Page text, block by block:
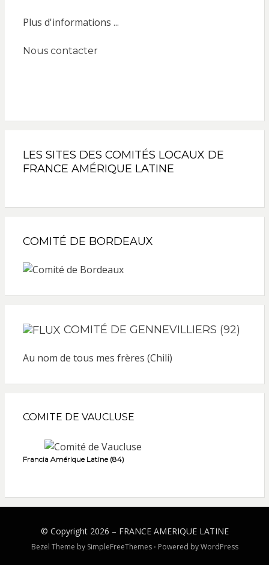
Plus d'informations ...
Nous contacter
LES SITES DES COMITÉS LOCAUX DE
FRANCE AMÉRIQUE LATINE
COMITÉ DE BORDEAUX
COMITÉ DE GENNEVILLIERS (92)
Au nom de tous mes frères (Chili)
COMITE DE VAUCLUSE
Francia Amérique Latine (84)
© Copyright 2026 – FRANCE AMERIQUE LATINE
Bezel Theme by SimpleFreeThemes ⋅ Powered byWordPress